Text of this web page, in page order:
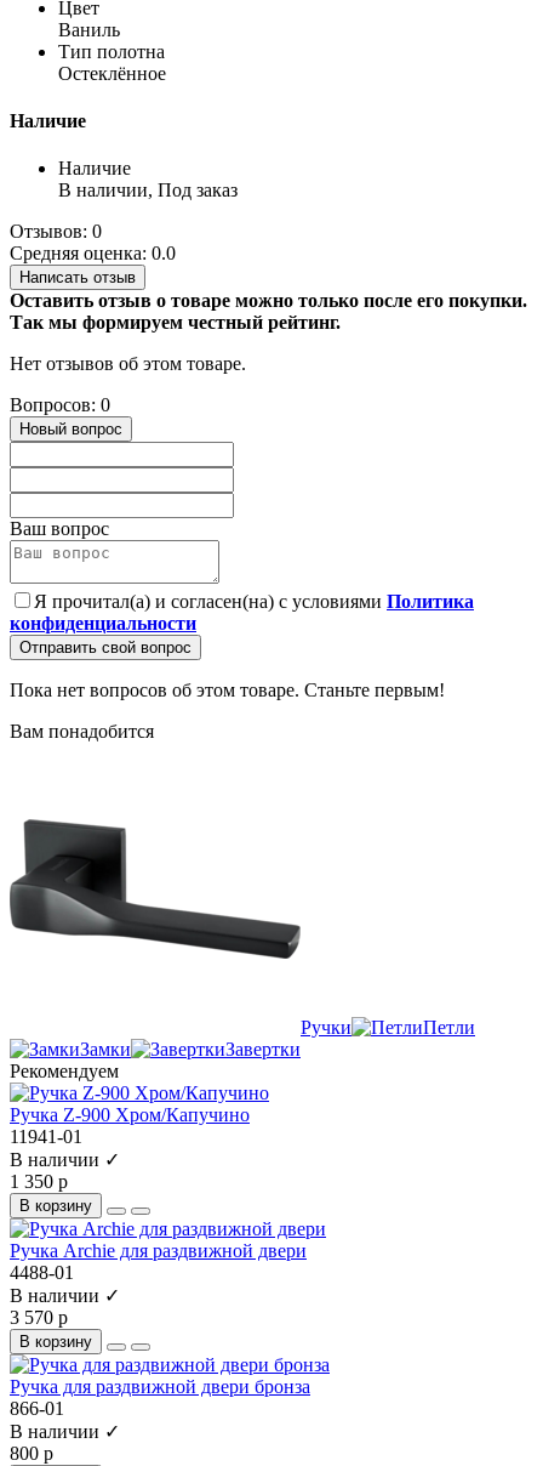
Цвет
Ваниль
Тип полотна
Остеклённое
Наличие
Наличие
В наличии, Под заказ
Отзывов: 0
Средняя оценка: 0.0
Написать отзыв
Оставить отзыв о товаре можно только после его покупки.
Так мы формируем честный рейтинг.
Нет отзывов об этом товаре.
Вопросов: 0
Новый вопрос
Ваш вопрос
Я прочитал(а) и согласен(на) с условиями Политика
конфиденциальности
Отправить свой вопрос
Пока нет вопросов об этом товаре. Станьте первым!
Вам понадобится
Ручки
Петли
Замки
Завертки
Рекомендуем
Ручка Z-900 Хром/Капучино
11941-01
В наличии ✓
1 350 р
В корзину
Ручка Archie для раздвижной двери
4488-01
В наличии ✓
3 570 р
В корзину
Ручка для раздвижной двери бронза
866-01
В наличии ✓
800 р